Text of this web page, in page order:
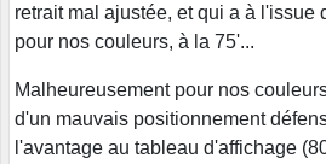
retrait mal ajustée, et qui a à l'issue
pour nos couleurs, à la 75'...
Malheureusement pour nos
d'un mauvais positionnement
l'avantage au tableau d'affichage